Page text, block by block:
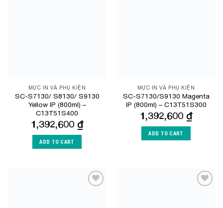
MỰC IN VÀ PHỤ KIỆN
SC-S7130/ S8130/ S9130
Yellow IP (800ml) –
C13T51S400
1,392,600 ₫
ADD TO CART
MỰC IN VÀ PHỤ KIỆN
SC-S7130/S9130 Magenta
IP (800ml) – C13T51S300
1,392,600 ₫
ADD TO CART